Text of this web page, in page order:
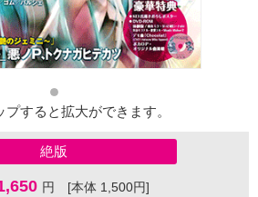
プすると拡大ができます。
絶版
円 [本体 1,500円]